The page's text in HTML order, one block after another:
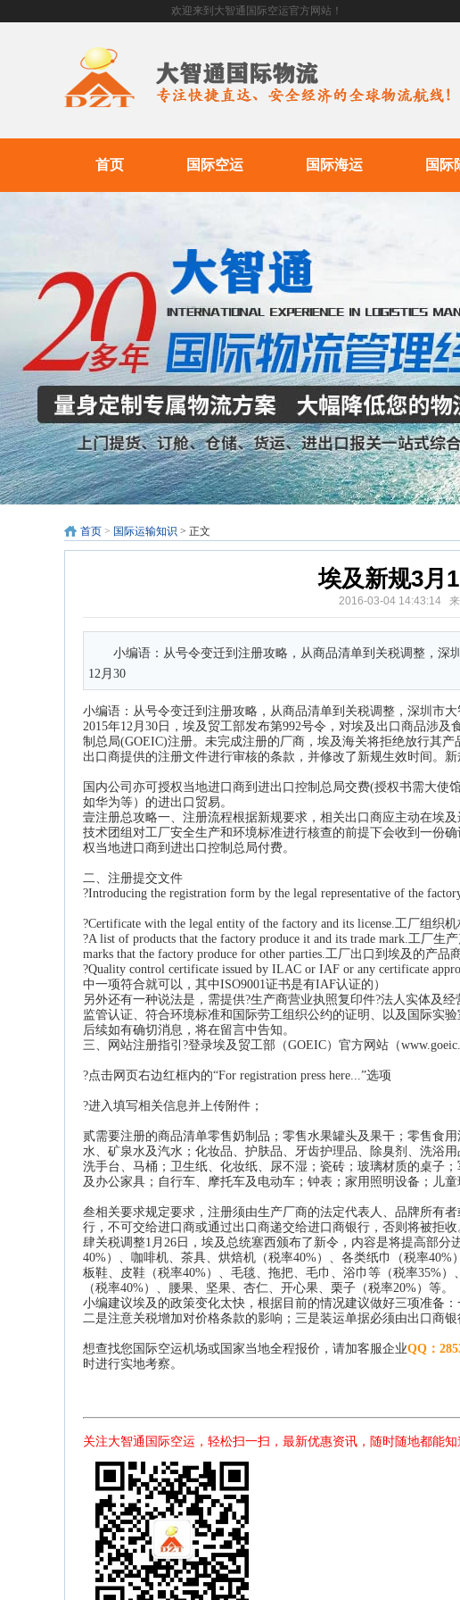
欢迎来到大智通国际空运官方网站！
首页 国际空运 国际海运 国际
首页 > 国际运输知识 > 正文
埃及新规3月
2016-03-04 14:43:14
小编语：从号令变迁到注册攻略，从商品清单到关税调整，深
12月30
小编语：从号令变迁到注册攻略，从商品清单到关税调整，深圳市
2015年12月30日，埃及贸工部发布第992号令，对埃及出口商品涉
制总局(GOEIC)注册。未完成注册的厂商，埃及海关将拒绝放行其
出口商提供的注册文件进行审核的条款，并修改了新规生效时间。新
国内公司亦可授权当地进口商到进出口控制总局交费(授权书需大
如华为等）的进出口贸易。
壹注册总攻略一、注册流程根据新规要求，相关出口商应主动在埃
技术团组对工厂安全生产和环境标准进行核查的前提下会收到一份
权当地进口商到进出口控制总局付费。
二、注册提交文件
?Introducing the registration form by the legal representative of the
?Certificate with the legal entity of the factory and its license.工厂组织
?A list of products that the factory produce it and its trade mark.工厂生
marks that the factory produce for other parties.工厂出口到埃及的产品
?Quality control certificate issued by ILAC or IAF or any certificate
中一项符合就可以，其中ISO9001证书是有IAF认证的）
另外还有一种说法是，需提供?生产商营业执照复印件?法人实体及
监管认证、符合环境标准和国际劳工组织公约的证明、以及国际实
后续如有确切消息，将在留言中告知。
三、网站注册指引?登录埃及贸工部（GOEIC）官方网站（
?点击网页右边红框内的“For registration press here...”选项
?进入填写相关信息并上传附件；
贰需要注册的商品清单零售奶制品；零售水果罐头及果干；零售食
水、矿泉水及汽水；化妆品、护肤品、牙齿护理品、除臭剂、洗浴
洗手台、马桶；卫生纸、化妆纸、尿不湿；瓷砖；玻璃材质的桌子
及办公家具；自行车、摩托车及电动车；钟表；家用照明设备；儿童
叁相关要求规定要求，注册须由生产厂商的法定代表人、品牌所有
行，不可交给进口商或通过出口商递交给进口商银行，否则将被拒收
肆关税调整1月26日，埃及总统塞西颁布了新令，内容是将提高部
40%）、咖啡机、茶具、烘焙机（税率40%）、各类纸巾（税率
板鞋、皮鞋（税率40%）、毛毯、拖把、毛巾、浴巾等（税率35%
（税率40%）、腰果、坚果、杏仁、开心果、栗子（税率20%）等。
小编建议埃及的政策变化太快，根据目前的情况建议做好三项准备
二是注意关税增加对价格条款的影响；三是装运单据必须由出口商
想查找您国际空运机场或国家当地全程报价，请加客服企业QQ：
时进行实地考察。
关注大智通国际空运，轻松扫一扫，最新优惠资讯，随时随地都能知